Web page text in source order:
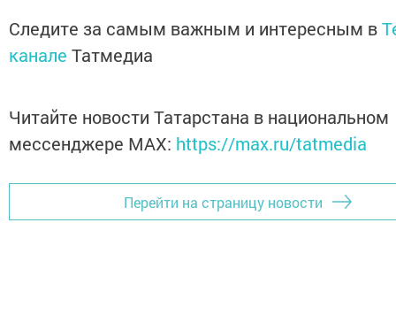
Следите за самым важным и интересным в
канале Татмедиа
Читайте новости Татарстана в национальном
мессенджере MАХ: https://max.ru/tatmedia
Перейти на страницу новости